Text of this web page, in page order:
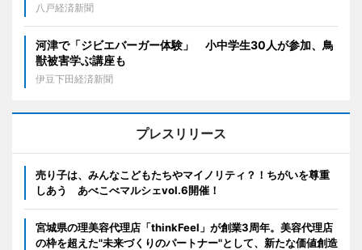
八戸経済新聞
河津で「ジビエバーガー体験」 小中学生30人が参加、鳥
獣被害学ぶ講座も
伊豆下田経済新聞
プレスリリース
売り子は、みんなこどもたちやマイノリティ？！ちがいを尊重
しあう あべこべマルシェvol.6開催！
宮城県の理美容代理店「thinkFeel」が創業3周年。美容代理店
の枠を超えた"未来づくりのパートナー"として、新たな価値創造